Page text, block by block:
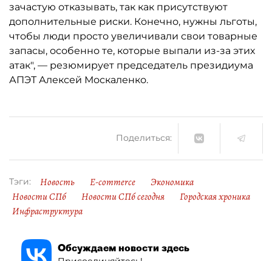
зачастую отказывать, так как присутствуют
дополнительные риски. Конечно, нужны льготы,
чтобы люди просто увеличивали свои товарные
запасы, особенно те, которые выпали из-за этих
атак", — резюмирует председатель президиума
АПЭТ Алексей Москаленко.
Поделиться:
Тэги: Новость E-commerce
Экономика
Новости СПб
Новости СПб сегодня
Городская хроника
Инфраструктура
Обсуждаем новости здесь